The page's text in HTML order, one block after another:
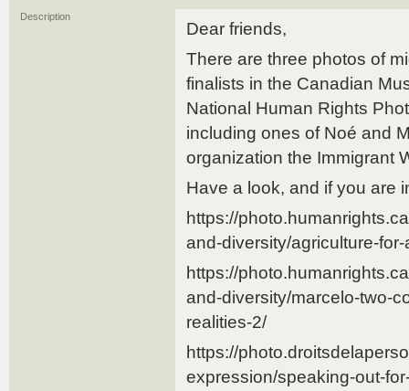
Description
Dear friends,
There are three photos of
finalists in the Canadian
National Human Rights
including ones of Noé and
organization the Immigrant
Have a look, and if you are
https://
and-diversity/agriculture-for-
https://
and-diversity/marcelo-two-
realities-2/
https://
expression/speaking-out-